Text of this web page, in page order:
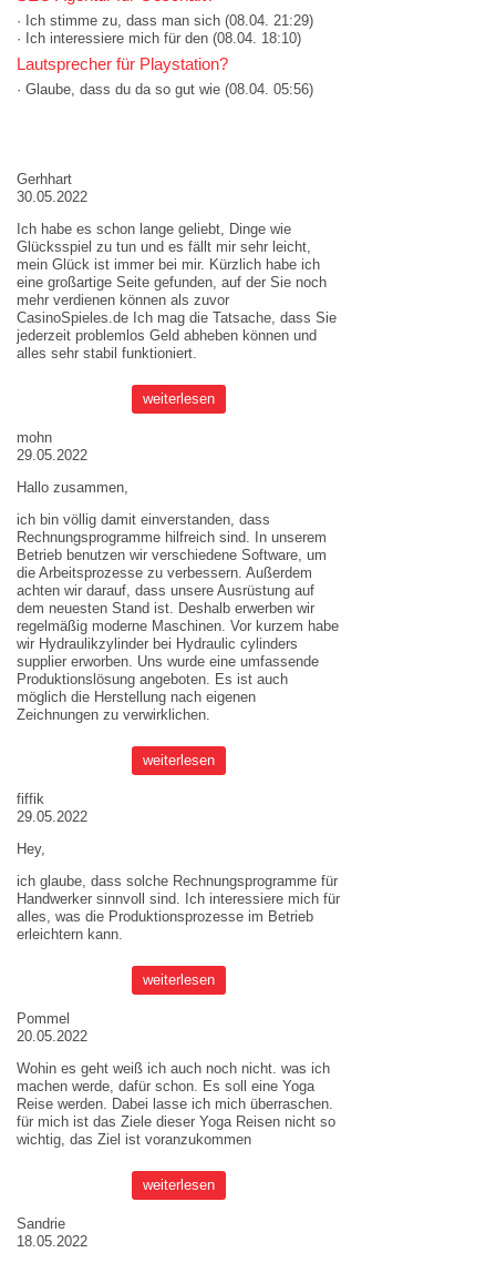
· Ich stimme zu, dass man sich (08.04. 21:29)
· Ich interessiere mich für den (08.04. 18:10)
Lautsprecher für Playstation?
· Glaube, dass du da so gut wie (08.04. 05:56)
Gerhhart
30.05.2022
Ich habe es schon lange geliebt, Dinge wie
Glücksspiel zu tun und es fällt mir sehr leicht,
mein Glück ist immer bei mir. Kürzlich habe ich
eine großartige Seite gefunden, auf der Sie noch
mehr verdienen können als zuvor
CasinoSpieles.de Ich mag die Tatsache, dass Sie
jederzeit problemlos Geld abheben können und
alles sehr stabil funktioniert.
weiterlesen
mohn
29.05.2022
Hallo zusammen,
ich bin völlig damit einverstanden, dass
Rechnungsprogramme hilfreich sind. In unserem
Betrieb benutzen wir verschiedene Software, um
die Arbeitsprozesse zu verbessern. Außerdem
achten wir darauf, dass unsere Ausrüstung auf
dem neuesten Stand ist. Deshalb erwerben wir
regelmäßig moderne Maschinen. Vor kurzem habe
wir Hydraulikzylinder bei Hydraulic cylinders
supplier erworben. Uns wurde eine umfassende
Produktionslösung angeboten. Es ist auch
möglich die Herstellung nach eigenen
Zeichnungen zu verwirklichen.
weiterlesen
fiffik
29.05.2022
Hey,
ich glaube, dass solche Rechnungsprogramme für
Handwerker sinnvoll sind. Ich interessiere mich für
alles, was die Produktionsprozesse im Betrieb
erleichtern kann.
weiterlesen
Pommel
20.05.2022
Wohin es geht weiß ich auch noch nicht. was ich
machen werde, dafür schon. Es soll eine Yoga
Reise werden. Dabei lasse ich mich überraschen.
für mich ist das Ziele dieser Yoga Reisen nicht so
wichtig, das Ziel ist voranzukommen
weiterlesen
Sandrie
18.05.2022